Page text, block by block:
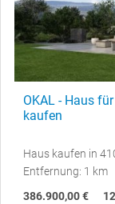
OKAL - Haus
kaufen
Haus kaufen in
Entfernung: 1 km
386.900,00 €